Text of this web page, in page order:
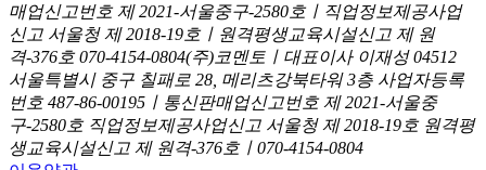
매업신고번호 제 2021-서울중구-2580호ㅣ직업정보제공사업
신고 서울청 제 2018-19호ㅣ원격평생교육시설신고 제 원
격-376호 070-4154-0804(주)코멘토ㅣ대표이사 이재성 04512
서울특별시 중구 칠패로 28, 메리츠강북타워 3층 사업자등록
번호 487-86-00195ㅣ통신판매업신고번호 제 2021-서울중
구-2580호 직업정보제공사업신고 서울청 제 2018-19호 원격평
생교육시설신고 제 원격-376호ㅣ070-4154-0804